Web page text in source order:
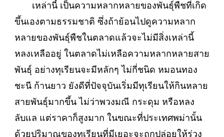
เหล่านี้ เป็นความหลากหลายของพันธุ์พืชที่เกิด
ขึ้นเองตามธรรมชาติ ซึ่งถ้าย้อนไปดูความหลาก
หลายของพันธุ์พืชในตลาดแล้วจะไม่มีสิ่งเหล่านี้
หลงเหลืออยู่ ในตลาดไม่เหลือความหลากหลายสาย
พันธุ์ อย่างทุเรียนจะมีหลักๆ ไม่กี่ชนิด หมอนทอง
ชะนี ก้านยาว ยังดีที่ปัจจุบันเริ่มมีทุเรียนให้กินหลาย
สายพันธุ์มากขึ้น ไม่ว่าพวงมณี กระดุม หรือหลง
ลับแล แต่ราคาก็สูงมาก ในขณะที่ประเทศพม่านั้น
ด้วยปริมาณของทุเรียนที่มีเยอะจะถูกปล่อยให้ร่วง